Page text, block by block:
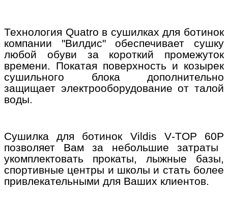
Технология Quatro в сушилках для ботинок
компании "Вилдис" обеспечивает сушку
любой обуви за короткий промежуток
времени. Покатая поверхность и козырек
сушильного блока дополнительно
защищает электрооборудование от талой
воды.
Сушилка для ботинок Vildis V-TOP 60P
позволяет Вам за небольшие затраты
укомплектовать прокаты, лыжные базы,
спортивные центры и школы и стать более
привлекательными для Ваших клиентов.